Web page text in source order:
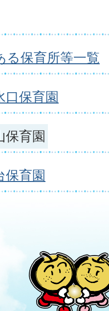
る保育所等一覧
口保育園
保育園
保育園